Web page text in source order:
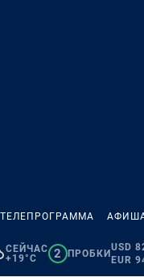
ТЕЛЕПРОГРАММА
СЕЙЧАС
+19°C
2 ПРОБКИ
USD
EUR